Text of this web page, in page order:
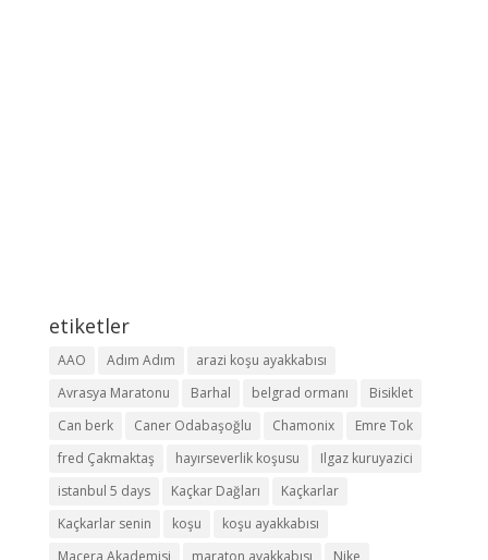
etiketler
AAO Adım Adım
arazi koşu ayakkabısı
Avrasya Maratonu
Barhal belgrad ormanı
Bisiklet
Can berk
Caner Odabaşoğlu Chamonix
Emre Tok
fred Çakmaktaş
hayırseverlik koşusu
Ilgaz kuruyazici
istanbul 5 days
Kaçkar Dağları
Kaçkarlar
Kaçkarlar senin
koşu
koşu ayakkabısı
Macera Akademisi
maraton ayakkabısı Nike